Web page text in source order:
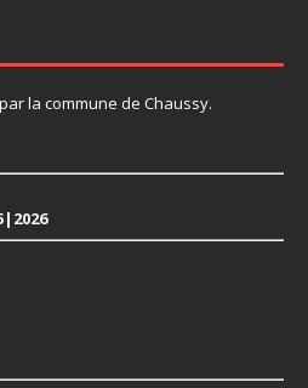
la commune de Chaussy.